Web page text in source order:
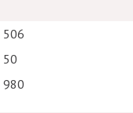
506
50
980